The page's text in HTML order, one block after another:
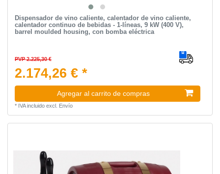
Dispensador de vino caliente, calentador de vino caliente,
calentador continuo de bebidas - 1-líneas, 9 kW (400 V),
barrel moulded housing, con bomba eléctrica
PVP 2.225,30 €
2.174,26 € *
Agregar al carrito de compras
* IVA incluidoexcl. Envío